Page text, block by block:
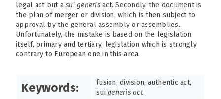
legal act but a sui generis act. Secondly, the document is
the plan of merger or division, which is then subject to
approval by the general assembly or assemblies.
Unfortunately, the mistake is based on the legislation
itself, primary and tertiary, legislation which is strongly
contrary to European one in this area.
Keywords:
fusion, division, authentic act,
sui generis act.